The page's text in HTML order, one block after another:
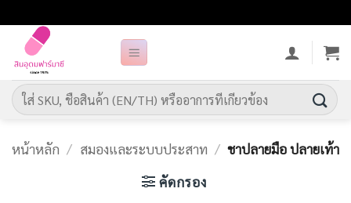
ไป
เนื้อหา
ค้นหา:
หน้าหลัก / สมองและระบบประสาท / ชาปลายมือ ปลายเท้า
คัดกรอง